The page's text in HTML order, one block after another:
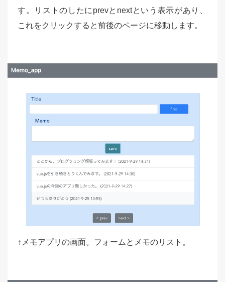
す。リストのしたにprevとnextという表示があり、
これをクリックすると前後のページに移動します。
↑メモアプリの画面。フォームとメモのリスト。